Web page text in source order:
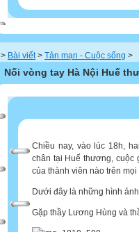
> Bài viết> Tản mạn - Cuộc sống >
Nối vòng tay Hà Nội Huế
Chiều nay, vào lúc 18h,
chân tại Huế thương, cuộc
của thành viên nào trên
Dưới đây là những hình
Gặp thầy Lương Hùng và